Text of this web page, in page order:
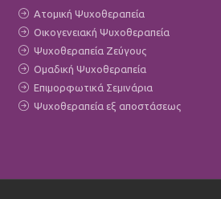
Ατομική Ψυχοθεραπεία
Οικογενειακή Ψυχοθεραπεία
Ψυχοθεραπεία Ζεύγους
Ομαδική Ψυχοθεραπεία
Επιμορφωτικά Σεμινάρια
Ψυχοθεραπεία εξ αποστάσεως